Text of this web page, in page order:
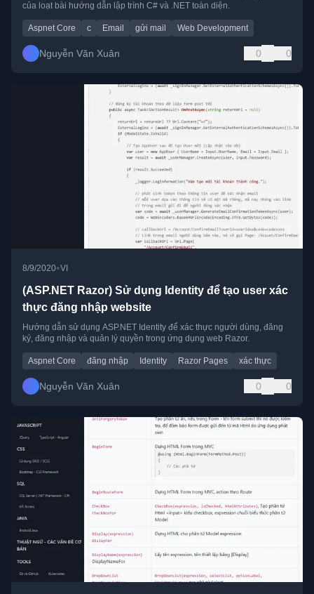
của loạt bài hướng dẫn lập trình C# và .NET toàn diện.
Aspnet Core c Email gửi mail Web Development
Nguyễn Văn Xuân 0 0
8/9/2020•VI
(ASP.NET Razor) Sử dụng Identity để tạo user xác
thực đăng nhập website
Hướng dẫn sử dụng ASP.NET Identity để xác thực người dùng, đăng
ký, đăng nhập và quản lý quyền trong ứng dụng web Razor.
Aspnet Core đăng nhập Identity Razor Pages xác thực
Nguyễn Văn Xuân 0 0